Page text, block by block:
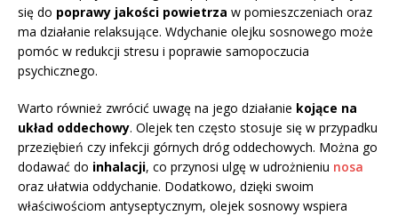
się do poprawy jakości powietrza w pomieszczeniach oraz
ma działanie relaksujące. Wdychanie olejku sosnowego może
pomóc w redukcji stresu i poprawie samopoczucia
psychicznego.
Warto również zwrócić uwagę na jego działanie kojące na
układ oddechowy. Olejek ten często stosuje się w przypadku
przeziębień czy infekcji górnych dróg oddechowych. Można go
dodawać do inhalacji, co przynosi ulgę w udrożnieniu nosa
oraz ułatwia oddychanie. Dodatkowo, dzięki swoim
właściwościom antyseptycznym, olejek sosnowy wspiera